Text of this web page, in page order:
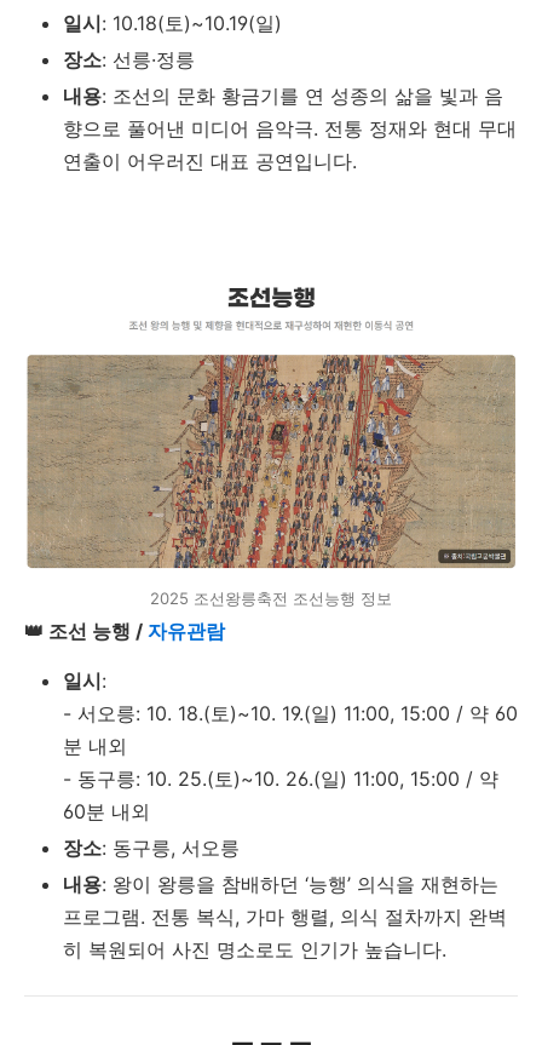
일시: 10.18(토)~10.19(일)
장소: 선릉·정릉
내용: 조선의 문화 황금기를 연 성종의 삶을 빛과 음
향으로 풀어낸 미디어 음악극. 전통 정재와 현대 무대
연출이 어우러진 대표 공연입니다.
2025 조선왕릉축전 조선능행 정보
👑 조선 능행 / 자유관람
일시:
- 서오릉: 10. 18.(토)~10. 19.(일) 11:00, 15:00 / 약 60
분 내외
- 동구릉: 10. 25.(토)~10. 26.(일) 11:00, 15:00 / 약
60분 내외
장소: 동구릉, 서오릉
내용: 왕이 왕릉을 참배하던 ‘능행’ 의식을 재현하는
프로그램. 전통 복식, 가마 행렬, 의식 절차까지 완벽
히 복원되어 사진 명소로도 인기가 높습니다.